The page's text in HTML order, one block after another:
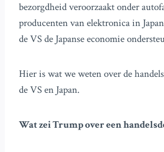
bezorgdheid veroorzaakt onder
producenten van elektronica in
de VS de Japanse economie
Hier is wat we weten over de
de VS en Japan.
Wat zei Trump over een